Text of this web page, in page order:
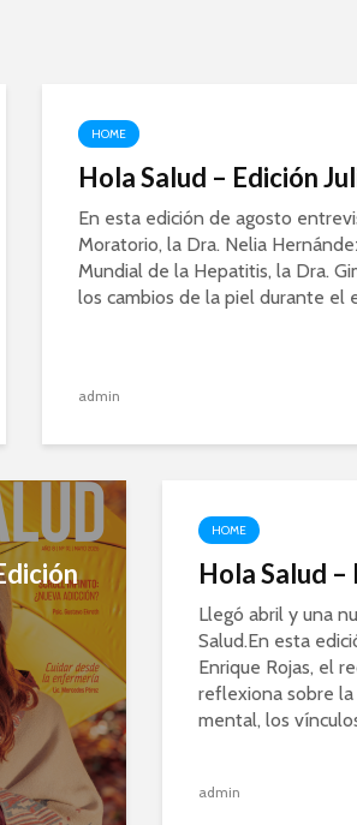
HOME
Hola Salud – Edición
En esta edición de agosto
Moratorio, la Dra. Nelia
Mundial de la Hepatitis, la Dra.
los cambios de la piel durante el
admin
HOME
Hola Salud
Llegó abril y una
Salud.En esta
Enrique Rojas, el
reflexiona sobre
mental, los
admin